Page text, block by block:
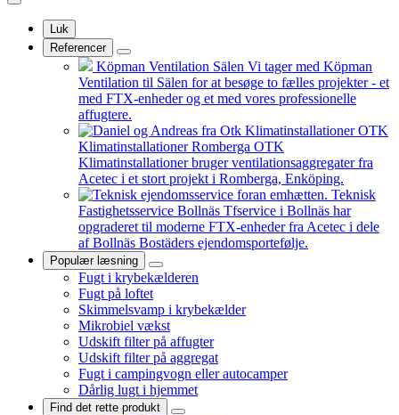
Luk
Referencer
Köpman Ventilation Sälen Vi tager med Köpman
Ventilation til Sälen for at besøge to fælles projekter - et
med FTX-enheder og et med vores professionelle
affugtere.
OTK
Klimatinstallationer Romberga OTK
Klimatinstallationer bruger ventilationsaggregater fra
Acetec i et stort projekt i Romberga, Enköping.
Teknisk
Fastighetsservice Bollnäs Tfservice i Bollnäs har
opgraderet til moderne FTX-enheder fra Acetec i dele
af Bollnäs Bostäders ejendomsportefølje.
Populær læsning
Fugt i krybekælderen
Fugt på loftet
Skimmelsvamp i krybekælder
Mikrobiel vækst
Udskift filter på affugter
Udskift filter på aggregat
Fugt i campingvogn eller autocamper
Dårlig lugt i hjemmet
Find det rette produkt